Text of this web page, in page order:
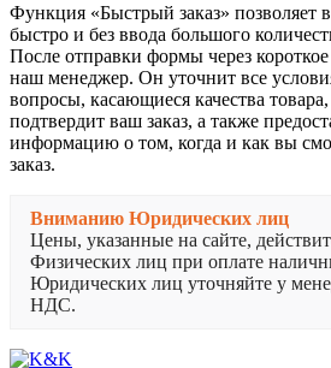
Функция «Быстрый заказ» позволяет
быстро и без ввода большого
После отправки формы через
наш менеджер. Он уточнит все
вопросы, касающиеся качества
подтвердит ваш заказ, а также
информацию о том, когда и как вы
заказ.
Вниманию Юридических лиц
Цены, указанные на сайте,
Физических лиц при оплате
Юридических лиц уточняйте у
НДС.